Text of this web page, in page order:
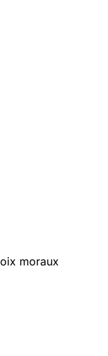
moraux